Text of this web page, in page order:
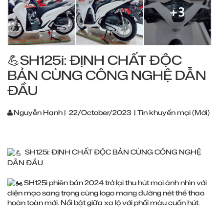
💪SH125i: ĐỊNH CHẤT ĐỘC
BẢN CÙNG CÔNG NGHỆ DẪN
ĐẦU
Nguyễn Hạnh | 22/October/2023 | Tin khuyến mại (Mới)
SH125i: ĐỊNH CHẤT ĐỘC BẢN CÙNG CÔNG NGHỆ
DẪN ĐẦU
SH125i phiên bản 2024 trở lại thu hút mọi ánh nhìn với
diện mạo sang trọng cùng logo mang đường nét thể thao
hoàn toàn mới. Nổi bật giữa xa lộ với phối màu cuốn hút.